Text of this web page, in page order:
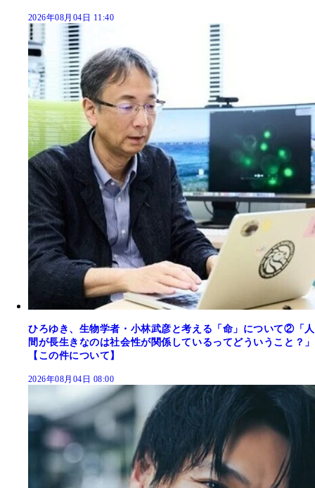
2026年08月04日 11:40
ひろゆき、生物学者・小林武彦と考える「命」について②「人
間が長生きなのは社会性が関係しているってどういうこと？」
【この件について】
2026年08月04日 08:00